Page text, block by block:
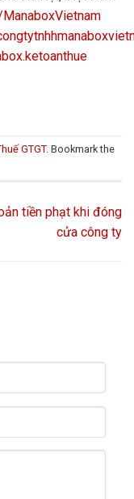
GTGT. Bookmark the
tiền phạt khi đóng
cửa công ty